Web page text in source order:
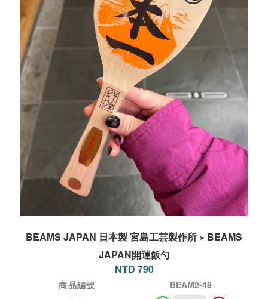
BEAMS JAPAN 日本製 宮島工芸製作所 × BEAMS
JAPAN開運飯勺
NTD 790
商品編號
BEAM2-48